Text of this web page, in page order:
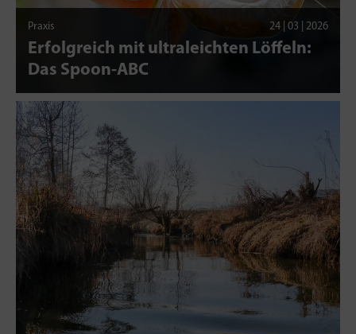
Praxis 24 | 03 | 2026
Erfolgreich mit ultraleichten Löffeln:
Das Spoon-ABC